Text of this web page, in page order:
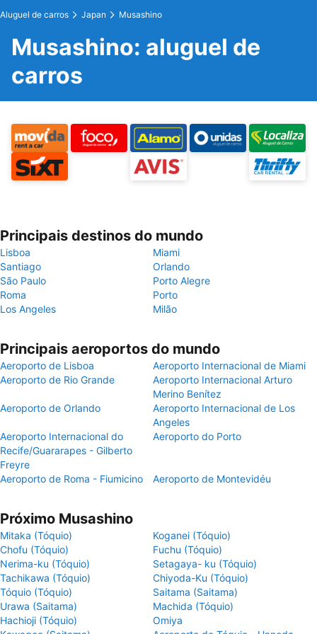
Aluguel de carros Japan Musashino
Musashino: aluguel de
carros
Principais destinos do mundo
Lisboa
Miami
Santiago
Orlando
São Paulo
Porto Alegre
Roma
Porto
Los Angeles
Milão
Principais aeroportos do mundo
Aeroporto de Lisboa
Aeroporto Internacional de Miami
Aeroporto de Rio Grande
Aeroporto Internacional Arturo
Merino Benítez
Aeroporto de Orlando
Aeroporto Internacional de Los
Angeles
Aeroporto Internacional do
Recife/Guararapes - Gilberto
Freyre
Aeroporto do Porto
Aeroporto de Roma - Fiumicino Aeroporto de Montevidéu
Próximo Musashino
Mitaka (Tóquio)
Koganei (Tóquio)
Chofu (Tóquio)
Fuchu (Tóquio)
Nerima-ku (Tóquio)
Setagaya- ku (Tóquio)
Tachikawa (Tóquio)
Chiyoda-Ku (Tóquio)
Tóquio (Tóquio)
Saitama (Saitama)
Urawa (Saitama)
Machida (Tóquio)
Hachioji (Tóquio)
Omiya